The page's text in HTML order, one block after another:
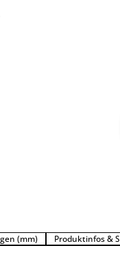
(mm) Produktinfos &